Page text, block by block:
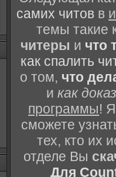
самих читов в
темы такие
читеры и что
как спалить
о том, что
икак
программы!
сможете
тех, кто их
отделе Вы
Для